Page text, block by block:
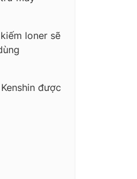
loner sẽ
được